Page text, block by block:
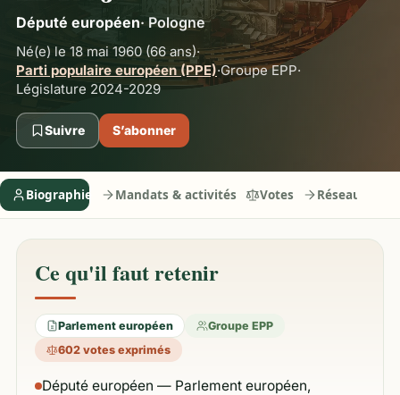
Député européen· Pologne
Né(e) le 18 mai 1960 (66 ans)·
Parti populaire européen (PPE)·GroupeEPP·
Législature 2024-2029
Suivre S’abonner
Biographie Mandats & activités Votes Réseaux
Ce qu'il faut retenir
Parlement européen
Groupe EPP
602 votes exprimés
Député européen — Parlement européen,